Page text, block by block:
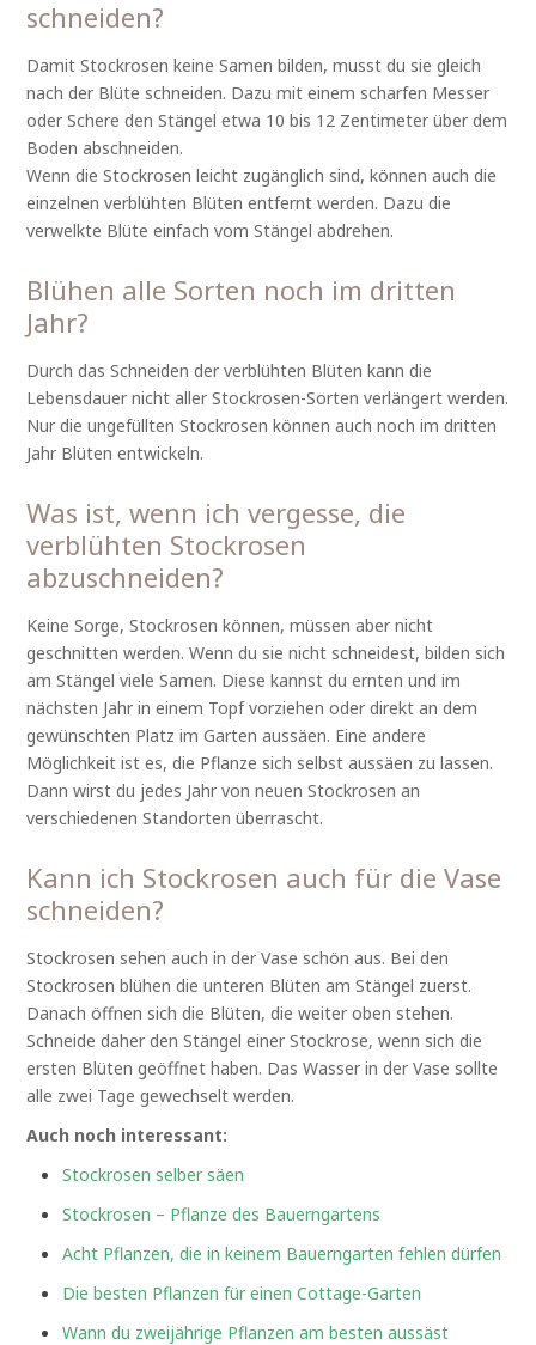
schneiden?
Damit Stockrosen keine Samen bilden, musst du sie gleich
nach der Blüte schneiden. Dazu mit einem scharfen Messer
oder Schere den Stängel etwa 10 bis 12 Zentimeter über dem
Boden abschneiden.
Wenn die Stockrosen leicht zugänglich sind, können auch die
einzelnen verblühten Blüten entfernt werden. Dazu die
verwelkte Blüte einfach vom Stängel abdrehen.
Blühen alle Sorten noch im dritten
Jahr?
Durch das Schneiden der verblühten Blüten kann die
Lebensdauer nicht aller Stockrosen-Sorten verlängert werden.
Nur die ungefüllten Stockrosen können auch noch im dritten
Jahr Blüten entwickeln.
Was ist, wenn ich vergesse, die
verblühten Stockrosen
abzuschneiden?
Keine Sorge, Stockrosen können, müssen aber nicht
geschnitten werden. Wenn du sie nicht schneidest, bilden sich
am Stängel viele Samen. Diese kannst du ernten und im
nächsten Jahr in einem Topf vorziehen oder direkt an dem
gewünschten Platz im Garten aussäen. Eine andere
Möglichkeit ist es, die Pflanze sich selbst aussäen zu lassen.
Dann wirst du jedes Jahr von neuen Stockrosen an
verschiedenen Standorten überrascht.
Kann ich Stockrosen auch für die Vase
schneiden?
Stockrosen sehen auch in der Vase schön aus. Bei den
Stockrosen blühen die unteren Blüten am Stängel zuerst.
Danach öffnen sich die Blüten, die weiter oben stehen.
Schneide daher den Stängel einer Stockrose, wenn sich die
ersten Blüten geöffnet haben. Das Wasser in der Vase sollte
alle zwei Tage gewechselt werden.
Auch noch interessant:
Stockrosen selber säen
Stockrosen – Pflanze des Bauerngartens
Acht Pflanzen, die in keinem Bauerngarten fehlen dürfen
Die besten Pflanzen für einen Cottage-Garten
Wann du zweijährige Pflanzen am besten aussäst